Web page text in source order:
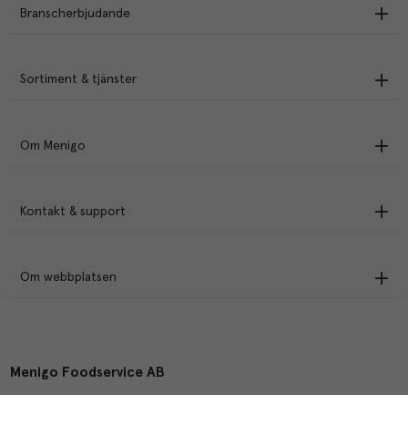
Branscherbjudande
Sortiment & tjänster
Om Menigo
Kontakt & support
Om webbplatsen
Menigo Foodservice AB